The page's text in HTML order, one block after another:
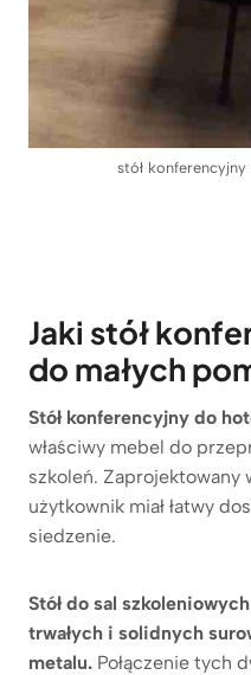
stół
Jaki stół
do małych
Stół konferencyjny do
właściwy mebel do
szkoleń. Zaprojektowany
użytkownik miał łatwy
siedzenie.
Stół do sal
trwałych i solidnych
metalu. Połączenie tych